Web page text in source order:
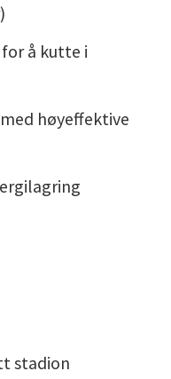
å kutte i
høyeffektive
stadion